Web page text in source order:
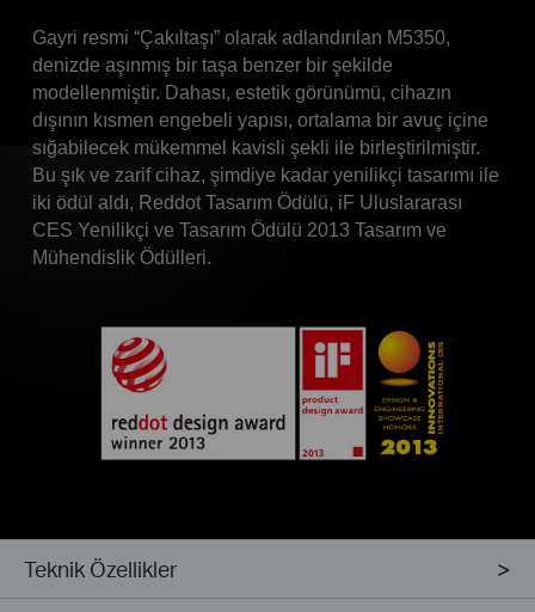
Gayri resmi “Çakıltaşı” olarak adlandırılan M5350,
denizde aşınmış bir taşa benzer bir şekilde
modellenmiştir. Dahası, estetik görünümü, cihazın
dışının kısmen engebeli yapısı, ortalama bir avuç içine
sığabilecek mükemmel kavisli şekli ile birleştirilmiştir.
Bu şık ve zarif cihaz, şimdiye kadar yenilikçi tasarımı ile
iki ödül aldı, Reddot Tasarım Ödülü, iF Uluslararası
CES Yenilikçi ve Tasarım Ödülü 2013 Tasarım ve
Mühendislik Ödülleri.
Teknik Özellikler